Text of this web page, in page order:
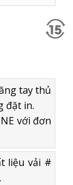
số lượng
tay thủ
đặt in.
với đơn
liệu vải #